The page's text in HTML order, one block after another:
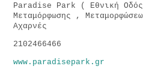
Paradise Park ( Εθνική
Μεταμόρφωσης ,
Αχαρνές
2102466466
www.paradisepark.gr